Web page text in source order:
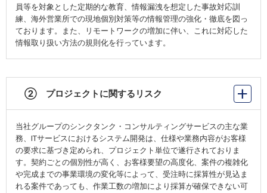
員等を対象とした定期的な教育、情報漏洩を想定した事故対応訓
練、海外営業所での現地個別対策等の情報管理の強化・徹底を図っ
ております。また、リモートワークの増加に伴い、これに対応した
情報取り扱い方法の規則化を行っています。
② プロジェクトに関するリスク
当社グループのシンクタンク・コンサルティングサービスの主な業
務、ITサービスにおけるシステム開発は、仕様や業務内容がお客様
の要求に基づき定められ、プロジェクト単位で遂行されておりま
す。契約ごとの個別性が高く、お客様要望の高度化、案件の複雑化
や完成までの事業環境の変化等によって、受注時に採算性が見込ま
れる案件であっても、作業工数の増加により採算が確保できない可